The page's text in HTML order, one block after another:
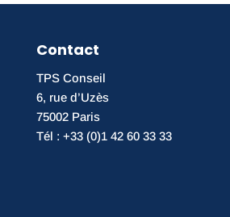
Contact
TPS Conseil
6, rue d’Uzès
75002 Paris
Tél : +33 (0)1 42 60 33 33